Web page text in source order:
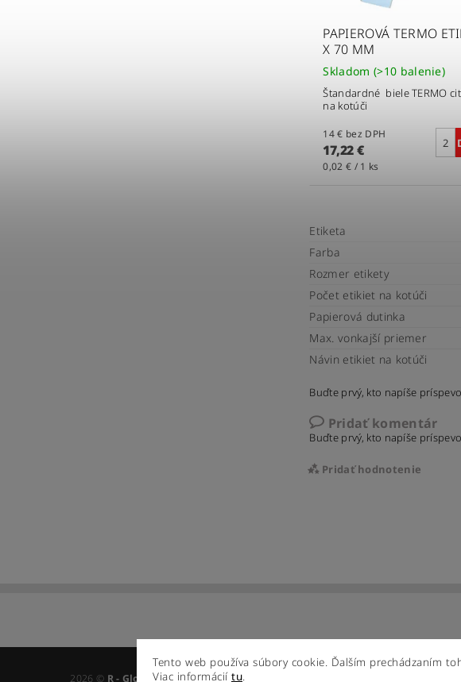
PAPIEROVÁ TERMO
X 70 MM
Skladom (>10 balenie)
Štandardné biele TERMO
na kotúči
14 € bez DPH
17,22 €
0,02 € / 1 ks
Etiketa
Farba
Rozmer etikety
Počet etikiet na kotúči
Papierová dutinka
Max. vonkajší priemer
Návin etikiet na kotúči
Buďte prvý, kto napíše
Pridať komentár
Buďte prvý, kto napíše
Pridať hodnotenie
Vložením hodnotenie
2026 © R - Global s.r.o., všetky práva vyhradené
Tento web používa súbory cookie. Ďalším prechádzaním
Viac informácií tu.